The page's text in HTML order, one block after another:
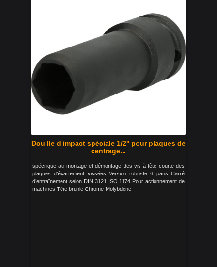
Douille d’impact spéciale 1/2'' pour plaques de
centrage...
spécifique au montage et démontage des vis à tête courte des
plaques d’écartement vissées Version robuste 6 pans Carré
d’entraînement selon DIN 3121 ISO 1174 Pour actionnement de
machines Tête brunie Chrome-Molybdène